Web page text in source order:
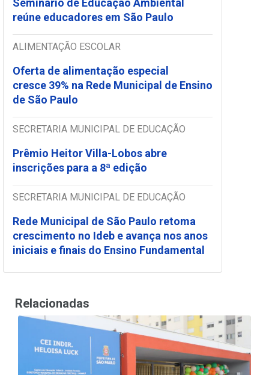
Seminário de Educação Ambiental
reúne educadores em São Paulo
ALIMENTAÇÃO ESCOLAR
Oferta de alimentação especial
cresce 39% na Rede Municipal de Ensino
de São Paulo
SECRETARIA MUNICIPAL DE EDUCAÇÃO
Prêmio Heitor Villa-Lobos abre
inscrições para a 8ª edição
SECRETARIA MUNICIPAL DE EDUCAÇÃO
Rede Municipal de São Paulo retoma
crescimento no Ideb e avança nos anos
iniciais e finais do Ensino Fundamental
Relacionadas